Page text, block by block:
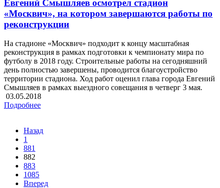
Евгений Смышляев осмотрел стадион
«Москвич», на котором завершаются работы по
реконструкции
На стадионе «Москвич» подходит к концу масштабная
реконструкция в рамках подготовки к чемпионату мира по
футболу в 2018 году. Строительные работы на сегодняшний
день полностью завершены, проводится благоустройство
территории стадиона. Ход работ оценил глава города Евгений
Смышляев в рамках выездного совещания в четверг 3 мая.
03.05.2018
Подробнее
Назад
1
881
882
883
1085
Вперед